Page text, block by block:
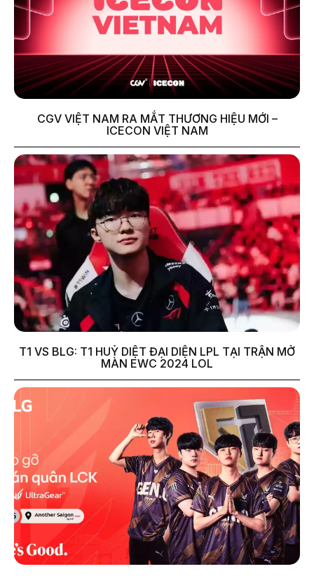
CGV VIỆT NAM RA MẮT THƯƠNG HIỆU MỚI –
ICECON VIỆT NAM
T1 VS BLG: T1 HUỶ DIỆT ĐẠI DIỆN LPL TẠI TRẬN MỞ
MÀN EWC 2024 LOL